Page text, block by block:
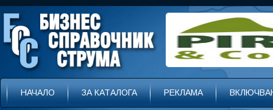
НАЧАЛО ЗА КАТАЛОГА РЕКЛАМА